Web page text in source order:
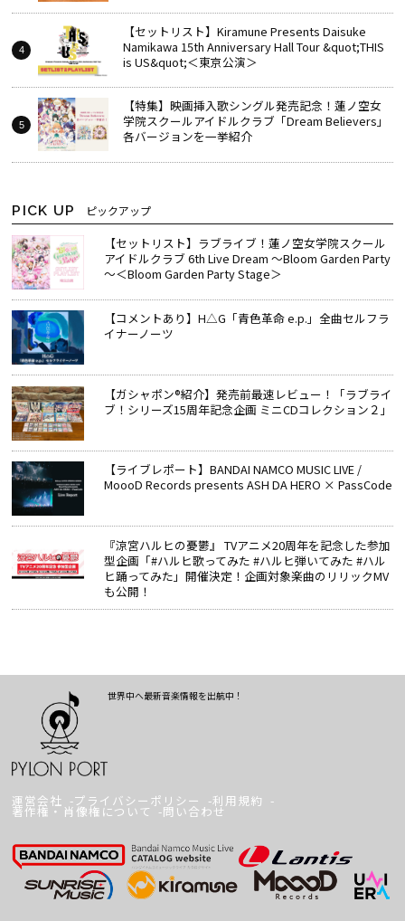
【セットリスト】Kiramune Presents Daisuke
Namikawa 15th Anniversary Hall Tour &quot;THIS
is US&quot;＜東京公演＞
【特集】映画挿入歌シングル発売記念！蓮ノ空女
学院スクールアイドルクラブ「Dream Believers」
各バージョンを一挙紹介
PICK UP ピックアップ
【セットリスト】ラブライブ！蓮ノ空女学院スクール
アイドルクラブ 6th Live Dream ～Bloom Garden Party
～＜Bloom Garden Party Stage＞
【コメントあり】H△G「青色革命 e.p.」全曲セルフラ
イナーノーツ
【ガシャポン®紹介】発売前最速レビュー！「ラブライ
ブ！シリーズ15周年記念企画 ミニCDコレクション２」
【ライブレポート】BANDAI NAMCO MUSIC LIVE /
MoooD Records presents ASH DA HERO × PassCode
『涼宮ハルヒの憂鬱』 TVアニメ20周年を記念した参加
型企画「#ハルヒ歌ってみた #ハルヒ弾いてみた #ハル
ヒ踊ってみた」開催決定！企画対象楽曲のリリックMV
も公開！
世界中へ最新音楽情報を出航中！
運営会社 プライバシーポリシー 利用規約
著作権・肖像権について 問い合わせ